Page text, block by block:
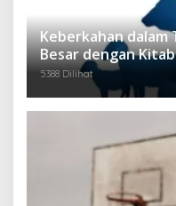
Keberkahan dalam
Besar dengan
5388 Dilihat